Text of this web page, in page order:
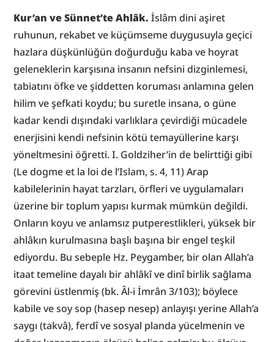
Kur’an ve Sünnet’te Ahlâk. İslâm dini aşiret
ruhunun, rekabet ve küçümseme duygusuyla geçici
hazlara düşkünlüğün doğurduğu kaba ve hoyrat
geleneklerin karşısına insanın nefsini dizginlemesi,
tabiatını öfke ve şiddetten koruması anlamına gelen
hilim ve şefkati koydu; bu suretle insana, o güne
kadar kendi dışındaki varlıklara çevirdiği mücadele
enerjisini kendi nefsinin kötü temayüllerine karşı
yöneltmesini öğretti. I. Goldziher’in de belirttiği gibi
(Le dogme et la loi de l’Islam, s. 4, 11) Arap
kabilelerinin hayat tarzları, örfleri ve uygulamaları
üzerine bir toplum yapısı kurmak mümkün değildi.
Onların koyu ve anlamsız putperestlikleri, yüksek bir
ahlâkın kurulmasına başlı başına bir engel teşkil
ediyordu. Bu sebeple Hz. Peygamber, bir olan Allah’a
itaat temeline dayalı bir ahlâkî ve dinî birlik sağlama
görevini üstlenmiş (bk. Âl-i İmrân 3/103); böylece
kabile ve soy sop (hasep nesep) anlayışı yerine Allah’a
saygı (takvâ), ferdî ve sosyal planda yücelmenin ve